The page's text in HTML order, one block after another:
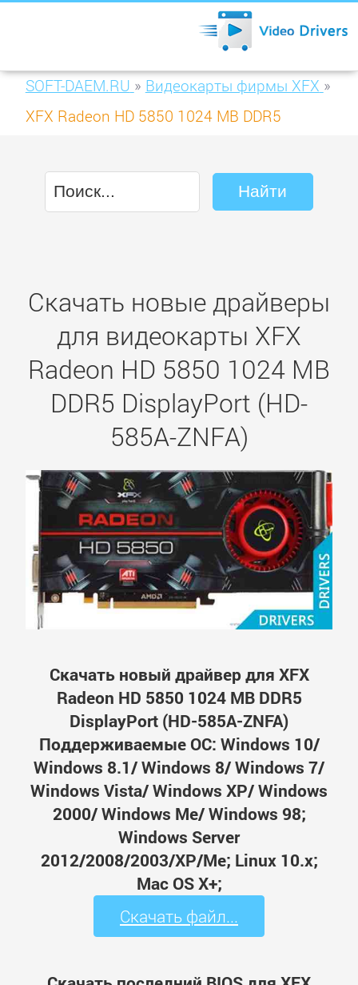
SOFT-DAEM.RU » Видеокарты фирмы XFX »
XFX Radeon HD 5850 1024 MB DDR5
Скачать новые драйверы
для видеокарты XFX
Radeon HD 5850 1024 MB
DDR5 DisplayPort (HD-
585A-ZNFA)
Скачать новый драйвер для XFX
Radeon HD 5850 1024 MB DDR5
DisplayPort (HD-585A-ZNFA)
Поддерживаемые ОС: Windows 10/
Windows 8.1/ Windows 8/ Windows 7/
Windows Vista/ Windows XP/ Windows
2000/ Windows Me/ Windows 98;
Windows Server
2012/2008/2003/XP/Me; Linux 10.x;
Mac OS X+;
Скачать файл...